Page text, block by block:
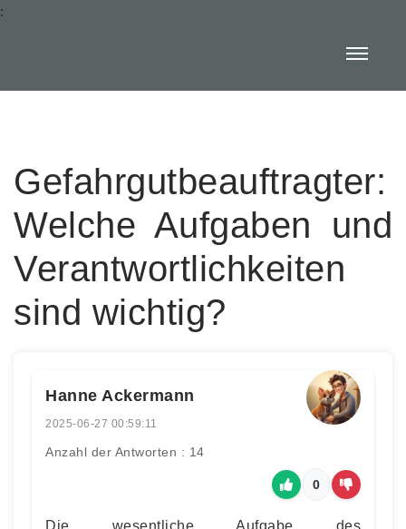
:
Gefahrgutbeauftragter:
Welche Aufgaben und
Verantwortlichkeiten
sind wichtig?
Hanne Ackermann
2025-06-27 00:59:11
Anzahl der Antworten : 14
0
Die wesentliche Aufgabe des